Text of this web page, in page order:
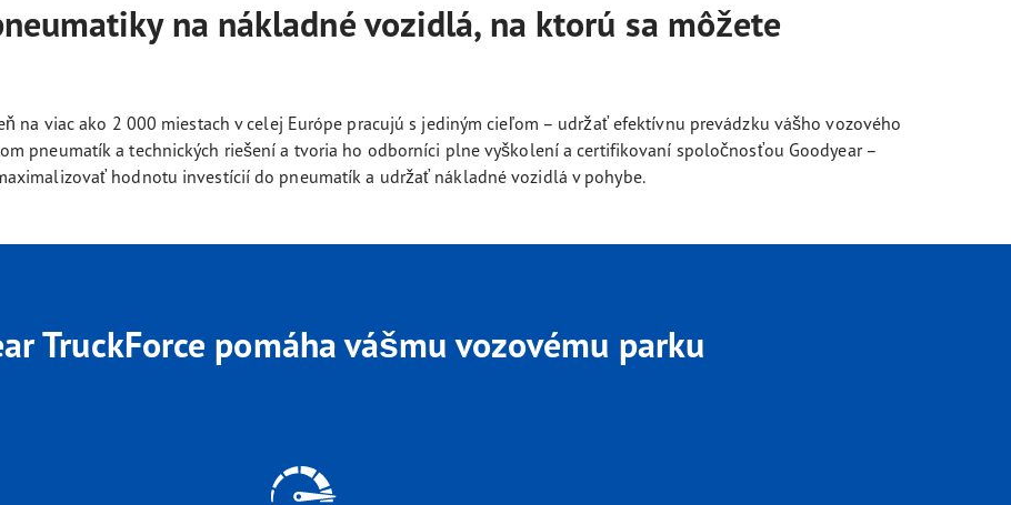
na nákladné vozidlá, na ktorú sa môžete
na viac ako 2 000 miestach v celej Európe pracujú s jediným cieľom – udržať efektívnu prevádzku vášho vozového
pneumatík a technických riešení a tvoria ho odborníci plne vyškolení a certifikovaní spoločnosťou Goodyear –
hodnotu investícií do pneumatík a udržať nákladné vozidlá v pohybe.
TruckForce pomáha vášmu vozovému parku